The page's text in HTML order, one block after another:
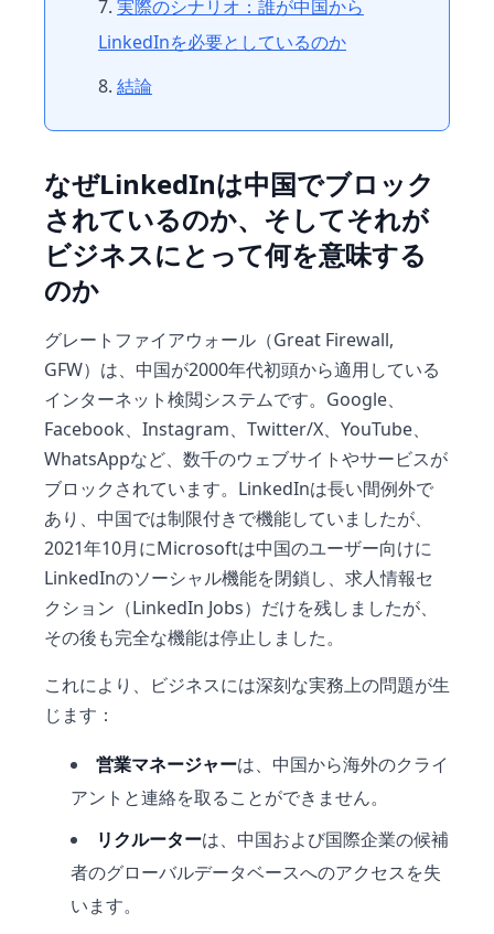
実際のシナリオ：誰が中国から
LinkedInを必要としているのか
結論
なぜLinkedInは中国でブロック
されているのか、そしてそれが
ビジネスにとって何を意味する
のか
グレートファイアウォール（Great Firewall,
GFW）は、中国が2000年代初頭から適用している
インターネット検閲システムです。Google、
Facebook、Instagram、Twitter/X、YouTube、
WhatsAppなど、数千のウェブサイトやサービスが
ブロックされています。LinkedInは長い間例外で
あり、中国では制限付きで機能していましたが、
2021年10月にMicrosoftは中国のユーザー向けに
LinkedInのソーシャル機能を閉鎖し、求人情報セ
クション（LinkedIn Jobs）だけを残しましたが、
その後も完全な機能は停止しました。
これにより、ビジネスには深刻な実務上の問題が生
じます：
営業マネージャーは、中国から海外のクライ
アントと連絡を取ることができません。
リクルーターは、中国および国際企業の候補
者のグローバルデータベースへのアクセスを失
います。